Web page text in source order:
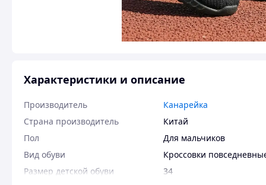
Характеристики и описание
Производитель
Канарейка
Страна производитель
Китай
Пол
Для мальчиков
Вид обуви
Кроссовки
Размер детской обуви
34